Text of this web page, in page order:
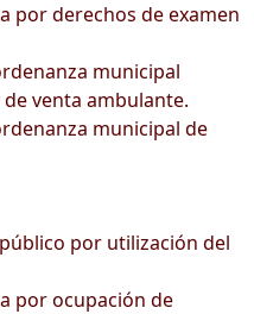
por derechos de examen
municipal
venta ambulante.
municipal de
por utilización del
por ocupación de